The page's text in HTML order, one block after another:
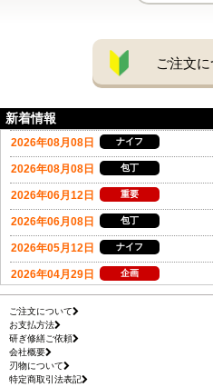
ご注文に
新着情報
ご注文について
お支払方法
研ぎ修繕ご依頼
会社概要
刃物について
特定商取引法表記